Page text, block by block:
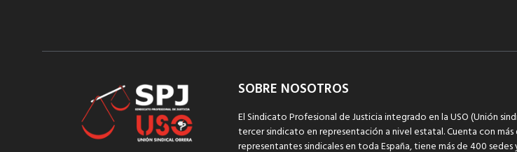
SOBRE NOSOTROS
El Sindicato Profesional de Justicia integrado en la USO (Unión
tercer sindicato en representación a nivel estatal. Cuenta con más
representantes sindicales en toda España, tiene más de 400